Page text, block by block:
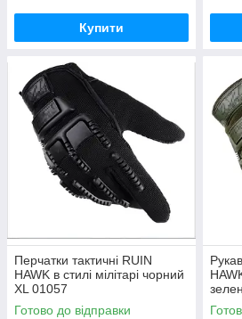
Купити
Перчатки тактичні RUIN
HAWK в стилі мілітарі чорний
XL 01057
Готово до відправки